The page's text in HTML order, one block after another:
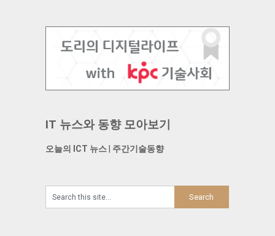
IT 뉴스와 동향 모아보기
오늘의 ICT 뉴스| 주간기술동향